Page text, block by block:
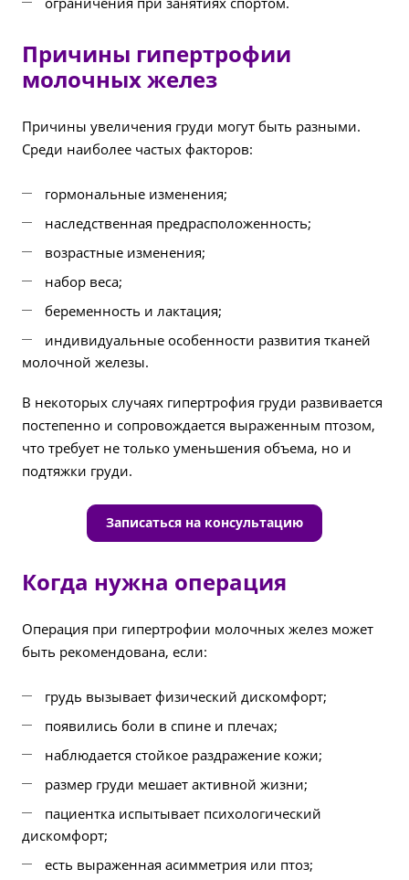
Причины гипертрофии
молочных желез
Причины увеличения груди могут быть разными.
Среди наиболее частых факторов:
гормональные изменения;
наследственная предрасположенность;
возрастные изменения;
набор веса;
беременность и лактация;
индивидуальные особенности развития тканей
молочной железы.
В некоторых случаях гипертрофия груди развивается
постепенно и сопровождается выраженным птозом,
что требует не только уменьшения объема, но и
подтяжки груди.
Записаться на консультацию
Когда нужна операция
Операция при гипертрофии молочных желез может
быть рекомендована, если:
грудь вызывает физический дискомфорт;
появились боли в спине и плечах;
наблюдается стойкое раздражение кожи;
размер груди мешает активной жизни;
пациентка испытывает психологический
дискомфорт;
есть выраженная асимметрия или птоз;